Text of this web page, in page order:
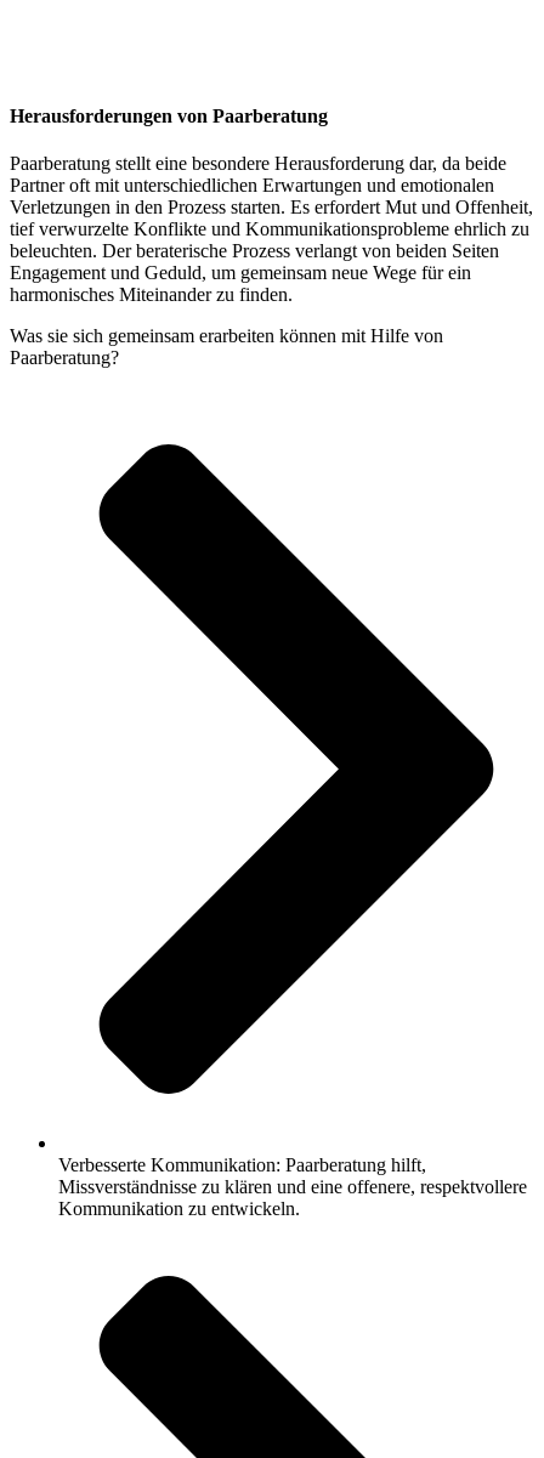
Herausforderungen von Paarberatung
Paarberatung stellt eine besondere Herausforderung dar, da beide
Partner oft mit unterschiedlichen Erwartungen und emotionalen
Verletzungen in den Prozess starten. Es erfordert Mut und Offenheit,
tief verwurzelte Konflikte und Kommunikationsprobleme ehrlich zu
beleuchten. Der beraterische Prozess verlangt von beiden Seiten
Engagement und Geduld, um gemeinsam neue Wege für ein
harmonisches Miteinander zu finden.
Was sie sich gemeinsam erarbeiten können mit Hilfe von
Paarberatung?
Verbesserte Kommunikation: Paarberatung hilft,
Missverständnisse zu klären und eine offenere, respektvollere
Kommunikation zu entwickeln.